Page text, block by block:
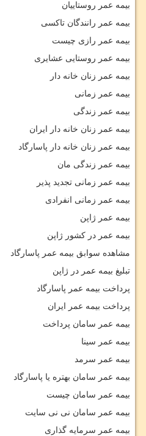
بیمه عمر روستاییان
بیمه عمر رانندگان تاکسی
بیمه عمر رازی چیست
بیمه عمر روستایی عشایری
بیمه عمر زنان خانه دار
بیمه عمر زمانی
بیمه عمر زندگی
بیمه عمر زنان خانه دار ایران
بیمه عمر زنان خانه دار پاسارگاد
بیمه عمر زندگی مان
بیمه عمر زمانی تجدید پذیر
بیمه عمر زمانی انفرادی
بیمه عمر ژاپن
بیمه عمر در کشور ژاپن
مشاهده سوابق بیمه عمر پاسارگاد
تبلیغ بیمه عمر در ژاپن
پرداخت بیمه عمر پاسارگاد
پرداخت بیمه عمر ایران
بیمه عمر سامان پرداخت
بیمه عمر سینا
بیمه عمر سرمد
بیمه عمر سامان بهتره یا پاسارگاد
بیمه عمر سامان چیست
بیمه عمر سامان نی نی سایت
بیمه عمر سرمایه گذاری